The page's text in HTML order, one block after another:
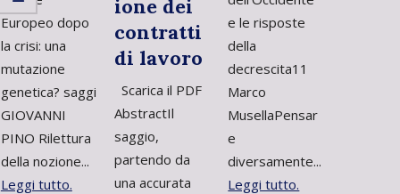
Europeo dopo
la crisi: una
mutazione
genetica? saggi
GIOVANNI
PINO Rilettura
della nozione...
Leggi tutto.
ione dei
contratti
di lavoro
Scarica il PDF
AbstractIl
saggio,
partendo da
una accurata
e le risposte
della
decrescita11
Marco
MusellaPensar
e
diversamente...
Leggi tutto.